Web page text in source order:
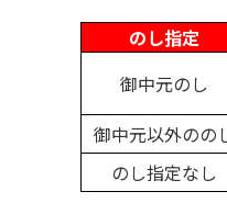
のし指定
御中元のし
御中元以外のの
のし指定なし